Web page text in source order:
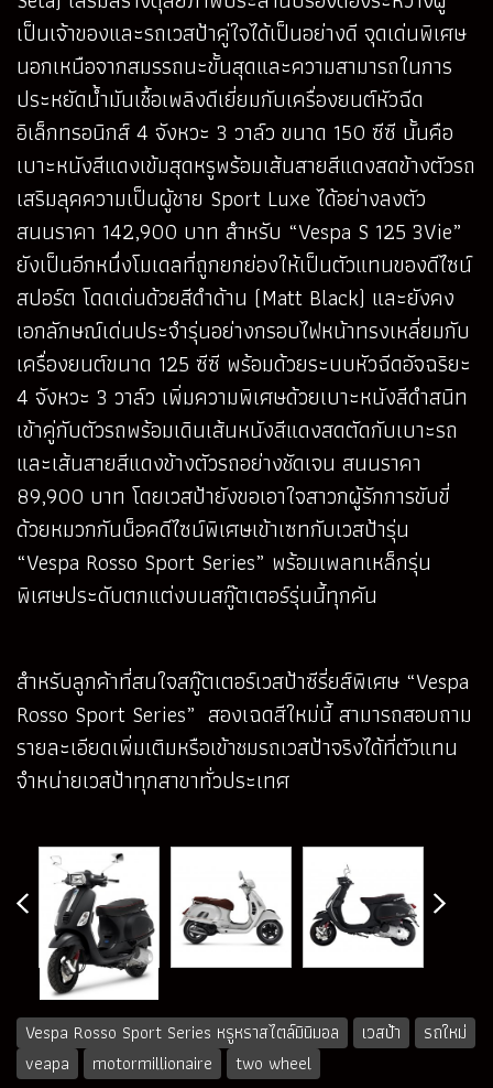
เป็นเจ้าของและรถเวสป้าคู่ใจได้เป็นอย่างดี จุดเด่นพิเศษ
นอกเหนือจากสมรรถนะขั้นสุดและความสามารถในการ
ประหยัดน้ำมันเชื้อเพลิงดีเยี่ยมกับเครื่องยนต์หัวฉีด
อิเล็กทรอนิกส์ 4 จังหวะ 3 วาล์ว ขนาด 150 ซีซี นั้นคือ
เบาะหนังสีแดงเข้มสุดหรูพร้อมเส้นสายสีแดงสดข้างตัวรถ
เสริมลุคความเป็นผู้ชาย Sport Luxe ได้อย่างลงตัว
สนนราคา 142,900 บาท สำหรับ “Vespa S 125 3Vie”
ยังเป็นอีกหนึ่งโมเดลที่ถูกยกย่องให้เป็นตัวแทนของดีไซน์
สปอร์ต โดดเด่นด้วยสีดำด้าน (Matt Black) และยังคง
เอกลักษณ์เด่นประจำรุ่นอย่างกรอบไฟหน้าทรงเหลี่ยมกับ
เครื่องยนต์ขนาด 125 ซีซี พร้อมด้วยระบบหัวฉีดอัจฉริยะ
4 จังหวะ 3 วาล์ว เพิ่มความพิเศษด้วยเบาะหนังสีดำสนิท
เข้าคู่กับตัวรถพร้อมเดินเส้นหนังสีแดงสดตัดกับเบาะรถ
และเส้นสายสีแดงข้างตัวรถอย่างชัดเจน สนนราคา
89,900 บาท โดยเวสป้ายังขอเอาใจสาวกผู้รักการขับขี่
ด้วยหมวกกันน็อคดีไซน์พิเศษเข้าเซทกับเวสป้ารุ่น
“Vespa Rosso Sport Series” พร้อมเพลทเหล็กรุ่น
พิเศษประดับตกแต่งบนสกู๊ตเตอร์รุ่นนี้ทุกคัน
สำหรับลูกค้าที่สนใจสกู๊ตเตอร์เวสป้าซีรี่ยส์พิเศษ “Vespa
Rosso Sport Series” สองเฉดสีใหม่นี้ สามารถสอบถาม
รายละเอียดเพิ่มเติมหรือเข้าชมรถเวสป้าจริงได้ที่ตัวแทน
จำหน่ายเวสป้าทุกสาขาทั่วประเทศ
Vespa Rosso Sport Series หรูหราสไตล์มินิมอล เวสป้า
รถใหม่
veapa
motormillionaire two wheel